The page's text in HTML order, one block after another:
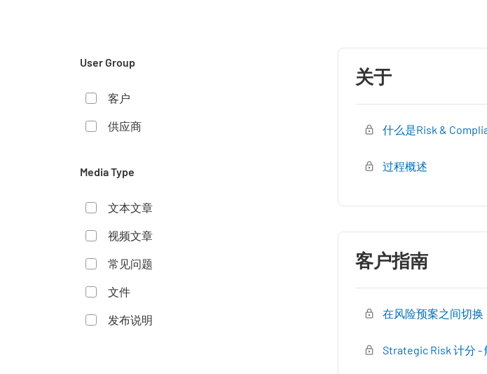
User Group
客户
供应商
Media Type
文本文章
视频文章
常见问题
文件
发布说明
关于
什么是Risk &
过程概述
客户指南
在风险预案之间切换
Strategic Risk 计分